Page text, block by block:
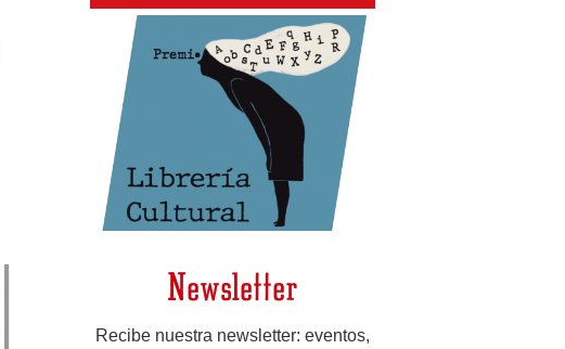
Newsletter
Recibe nuestra newsletter: eventos,